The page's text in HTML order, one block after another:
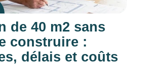
de 40 m2 sans
construire :
délais et coûts